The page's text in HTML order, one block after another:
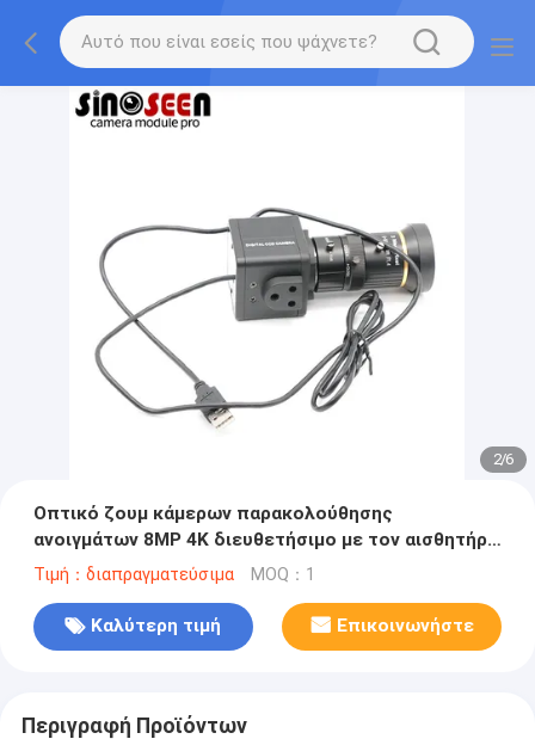
2/6
Οπτικό ζουμ κάμερων παρακολούθησης
ανοιγμάτων 8MP 4K διευθετήσιμο με τον αισθητήρα
IMX179
Τιμή：διαπραγματεύσιμα MOQ：1
Καλύτερη τιμή Επικοινωνήστε
Περιγραφή Προϊόντων